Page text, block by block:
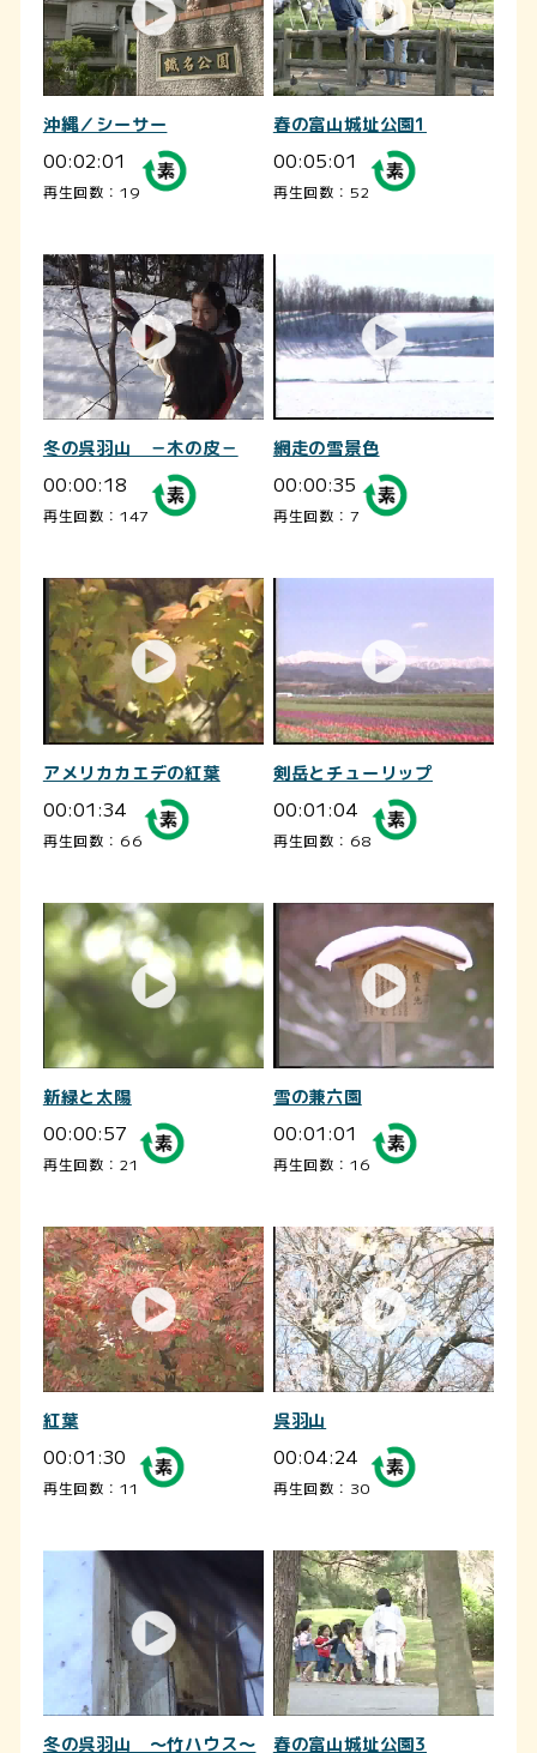
沖縄／シーサー
00:02:01
再生回数：19
春の富山城址公園1
00:05:01
再生回数：52
冬の呉羽山 －木の皮－
00:00:18
再生回数：147
網走の雪景色
00:00:35
再生回数：7
アメリカカエデの紅葉
00:01:34
再生回数：66
剣岳とチューリップ
00:01:04
再生回数：68
新緑と太陽
00:00:57
再生回数：21
雪の兼六園
00:01:01
再生回数：16
紅葉
00:01:30
再生回数：11
呉羽山
00:04:24
再生回数：30
冬の呉羽山 ～竹ハウス～ 春の富山城址公園3